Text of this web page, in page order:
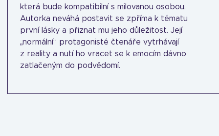
která bude kompatibilní s milovanou osobou.
Autorka neváhá postavit se zpříma k tématu
první lásky a přiznat mu jeho důležitost. Její
„normální“ protagonisté čtenáře vytrhávají
z reality a nutí ho vracet se k emocím dávno
zatlačeným do podvědomí.